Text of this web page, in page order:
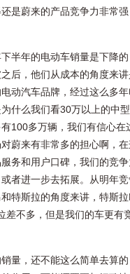
是蔚来的产品竞争力非常
半年的电动车销量是下降
后，他们从成本的角度来
动汽车品牌，经过这么多
什么我们看30万以上的中
100多万辆，我们有信心
蔚来有非常多的担心啊，
务和用户口碑，我们的竞
者进一步去拓展。从明年
特斯拉的角度来讲，特斯
不多，但是我们的车更有
量，还不能这么简单去算